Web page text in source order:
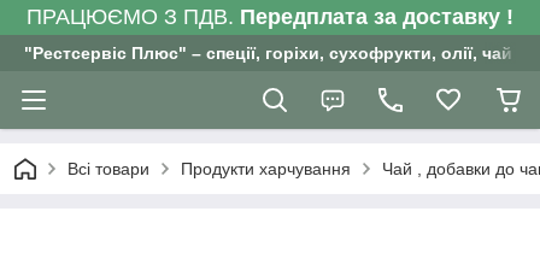
ПРАЦЮЄМО З ПДВ. Передплата за доставку !
"Рестсервіс Плюс" – спеції, горіхи, сухофрукти, олії, чай ,
Всі товари Продукти харчування Чай , добавки до